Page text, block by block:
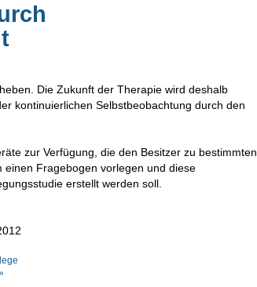
Die Zukunft der Therapie wird deshalb
kontinuierlichen Selbstbeobachtung durch den
zur Verfügung, die den Besitzer zu bestimmten
einen Fragebogen vorlegen und diese
erstellt werden soll.